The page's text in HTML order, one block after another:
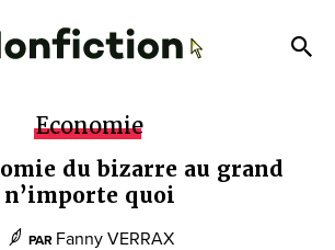
Economie
du bizarre au grand
n’importe quoi
PAR Fanny VERRAX